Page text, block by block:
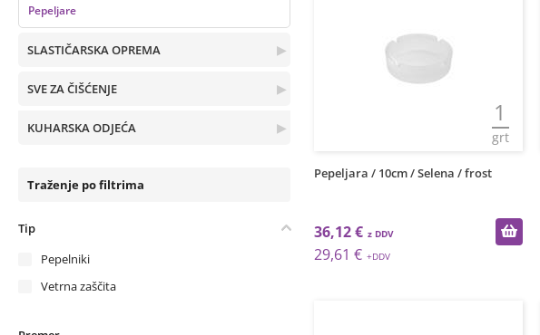
Pepeljare
▶
SLASTIČARSKA OPREMA
▶
SVE ZA ČIŠĆENJE
▶
KUHARSKA ODJEĆA
Traženje po filtrima
Tip
Pepelniki
Vetrna zaščita
1
grt
Pepeljara / 10cm / Selena / frost
36,12 €
29,61 €